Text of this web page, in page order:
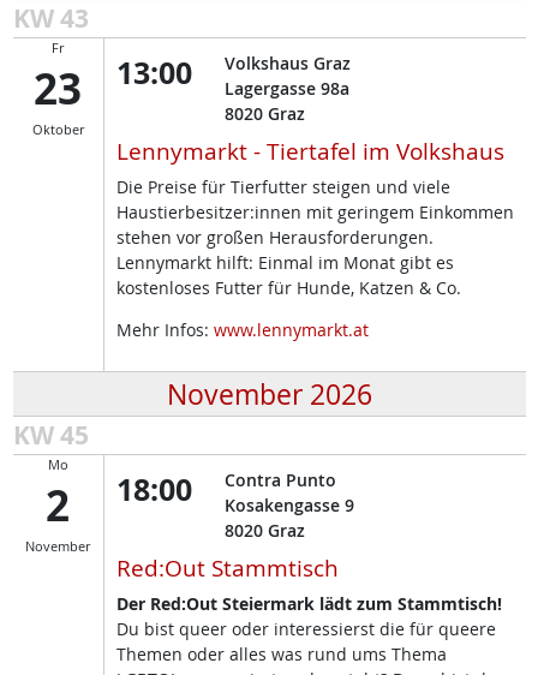
KW 43
Fr
23
Oktober
13:00
Volkshaus Graz
Lagergasse 98a
8020 Graz
Lennymarkt - Tiertafel im Volkshaus
Die Preise für Tierfutter steigen und viele
Haustierbesitzer:innen mit geringem Einkommen
stehen vor großen Herausforderungen.
Lennymarkt hilft: Einmal im Monat gibt es
kostenloses Futter für Hunde, Katzen & Co.
Mehr Infos: www.lennymarkt.at
November 2026
KW 45
Mo
2
November
18:00
Contra Punto
Kosakengasse 9
8020 Graz
Red:Out Stammtisch
Der Red:Out Steiermark lädt zum Stammtisch!
Du bist queer oder interessierst die für queere
Themen oder alles was rund ums Thema